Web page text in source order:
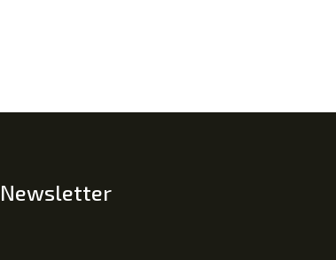
Newsletter